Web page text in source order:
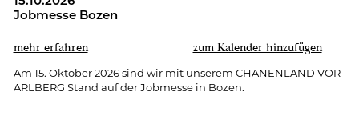
Job­mes­se Bozen
mehr er­fah­ren zum Ka­len­der hin­zu­fü­gen
Am 15. Ok­to­ber 2026 sind wir mit un­se­rem CHA­NEN­LAND VOR­
ARL­BERG Stand auf der Job­mes­se in Bozen.